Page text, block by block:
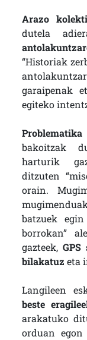
Arazo
dutela
“Historiak
garaipenak
egiteko
bakoitzak
harturik
ditzuten
orain.
batzuek
borrokan”
gazteek, GPS
bilakatuz eta
Langileen
beste
arakatuko
orduan egon